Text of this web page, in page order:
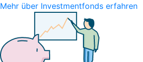
Mehr über Investmentfonds erfahren